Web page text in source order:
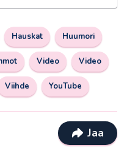
Hauskat Huumori
Video Video
Viihde YouTube
Jaa